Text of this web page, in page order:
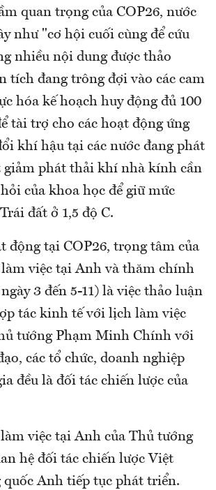
quan trọng của COP26, nước
như "cơ hội cuối cùng để cứu
nhiều nội dung được thảo
tích đang trông đợi vào các cam
hóa kế hoạch huy động đủ 100
tài trợ cho các hoạt động ứng
khí hậu tại các nước đang phát
giảm phát thải khí nhà kính cần
của khoa học để giữ mức
đất ở 1,5 độ C.
động tại COP26, trọng tâm của
việc tại Anh và thăm chính
3 đến 5-11) là việc thảo luận
tác kinh tế với lịch làm việc
tướng Phạm Minh Chính với
các tổ chức, doanh nghiệp
đều là đối tác chiến lược của
việc tại Anh của Thủ tướng
hệ đối tác chiến lược Việt
quốc Anh tiếp tục phát triển.